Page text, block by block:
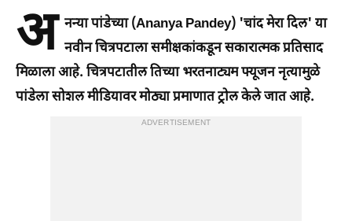
अ नन्या पांडेच्या (Ananya Pandey) 'चांद मेरा दिल' या
नवीन चित्रपटाला समीक्षकांकडून सकारात्मक प्रतिसाद
मिळाला आहे. चित्रपटातील तिच्या भरतनाट्यम फ्यूजन नृत्यामुळे
पांडेला सोशल मीडियावर मोठ्या प्रमाणात ट्रोल केले जात आहे.
ADVERTISEMENT